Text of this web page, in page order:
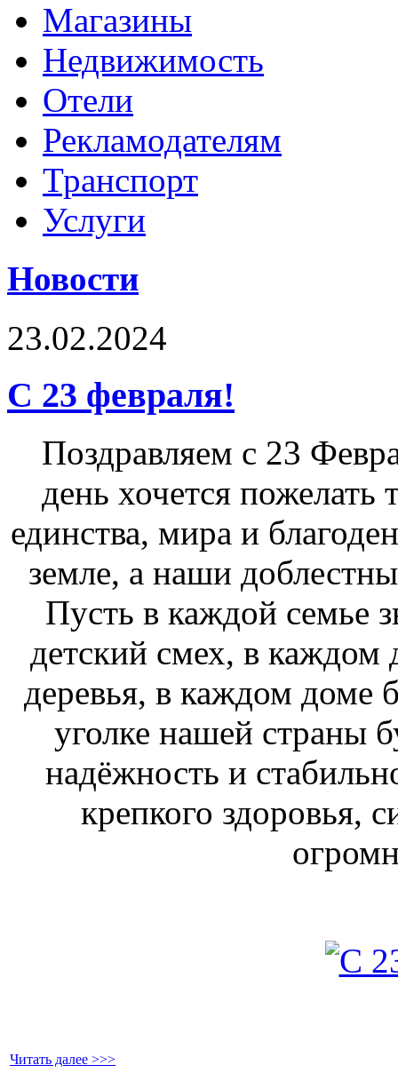
Магазины
Недвижимость
Отели
Рекламодателям
Транспорт
Услуги
Новости
23.02.2024
С 23 февраля!
Поздравляем с 23
день хочется пожелать
единства, мира и
земле, а наши
Пусть в каждой семье
детский смех, в каждом
деревья, в каждом доме
уголке нашей страны
надёжность и
крепкого здоровья,
Читать далее >>>